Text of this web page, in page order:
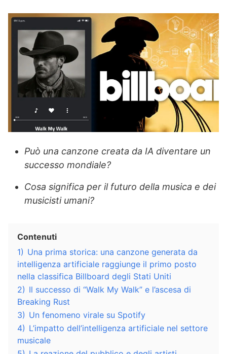
Può una canzone creata da IA diventare un
successo mondiale?
Cosa significa per il futuro della musica e dei
musicisti umani?
Contenuti
1) Una prima storica: una canzone generata da
intelligenza artificiale raggiunge il primo posto
nella classifica Billboard degli Stati Uniti
2) Il successo di “Walk My Walk” e l’ascesa di
Breaking Rust
3) Un fenomeno virale su Spotify
4) L’impatto dell’intelligenza artificiale nel settore
musicale